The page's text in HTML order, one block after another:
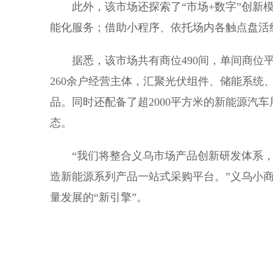
此外，该市场还探索了“市场+数字”创新
能化服务；借助小程序、依托场内各触点盘
据悉，该市场共有商位490间，单间商位
260余户经营主体，汇聚光伏组件、储能系统
品。同时还配备了超2000平方米的新能源汽
态。
“我们将整合义乌市场产品创新研发体系，
造新能源系列产品一站式采购平台。”义乌小
量发展的“新引擎”。